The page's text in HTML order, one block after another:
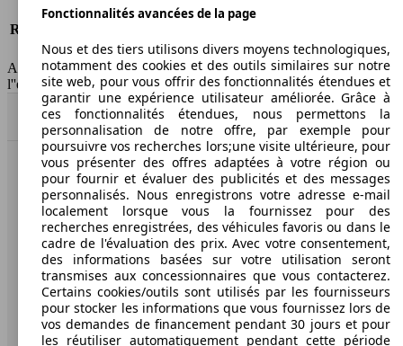
Risques partiels
-
Responsabilité civile
HSN/TSN
n.c./263YXC1A
AutoScout24 France SAS décline toute responsabilité concernant
l''exactitude des indications fournies.
Haut
AutoScout24: la plus grande plateforme en ligne de
voitures en Europe
AutoScout24
A propos d'AutoScout24
Conditions d'utilisation
Informations légales
Fonctionnalités avancées de la page
Nous et des tiers utilisons divers moyens technologiques,
notamment des cookies et des outils similaires sur notre
site web, pour vous offrir des fonctionnalités étendues et
garantir une expérience utilisateur améliorée. Grâce à
ces fonctionnalités étendues, nous permettons la
personnalisation de notre offre, par exemple pour
poursuivre vos recherches lors;une visite ultérieure, pour
vous présenter des offres adaptées à votre région ou
pour fournir et évaluer des publicités et des messages
personnalisés. Nous enregistrons votre adresse e-mail
localement lorsque vous la fournissez pour des
recherches enregistrées, des véhicules favoris ou dans le
cadre de l'évaluation des prix. Avec votre consentement,
des informations basées sur votre utilisation seront
transmises aux concessionnaires que vous contacterez.
Certains cookies/outils sont utilisés par les fournisseurs
pour stocker les informations que vous fournissez lors de
vos demandes de financement pendant 30 jours et pour
les réutiliser automatiquement pendant cette période